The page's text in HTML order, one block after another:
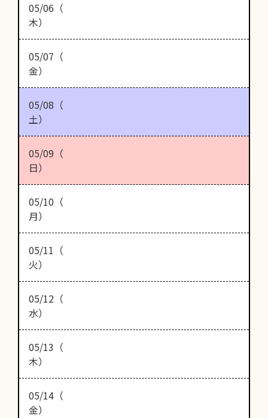
05/06（
木）
05/07（
金）
05/08（
土）
05/09（
日）
05/10（
月）
05/11（
火）
05/12（
水）
05/13（
木）
05/14（
金）